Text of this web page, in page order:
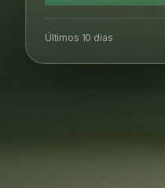
Últimos 10 dias